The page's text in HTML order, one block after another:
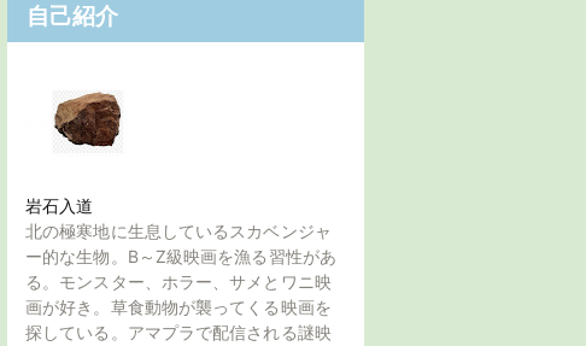
自己紹介
岩石入道
北の極寒地に生息しているスカベンジャ
ー的な生物。B～Z級映画を漁る習性があ
る。モンスター、ホラー、サメとワニ映
画が好き。草食動物が襲ってくる映画を
探している。アマプラで配信される謎映